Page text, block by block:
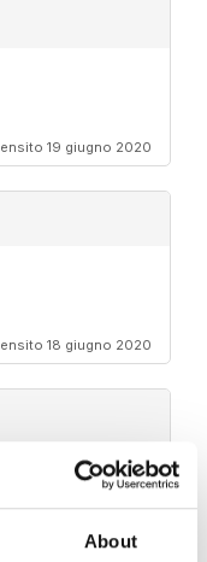
About
19 giugno 2020
18 giugno 2020
04 aprile 2020